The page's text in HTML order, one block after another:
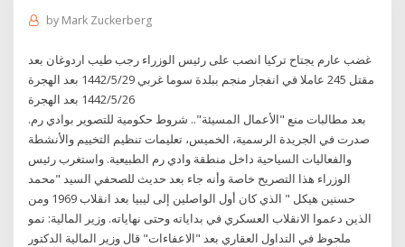
by Mark Zuckerberg
غضب عارم يجتاح تركيا انصب على رئيس الوزراء رجب طيب اردوغان بعد
مقتل 245 عاملا في انفجار منجم ببلدة سوما غربي 29‏‏/5‏‏/1442 بعد الهجرة
26‏‏/5‏‏/1442 بعد الهجرة
بعد مطالبات منع "الأعمال المسيئة".. شروط حكومية للتصوير بوادي رم.
صدرت في الجريدة الرسمية، الخميس، تعليمات تنظيم التخييم والأنشطة
والفعاليات السياحية داخل منطقة وادي رم الطبيعية. واستغرب رئيس
الوزراء هذا التصريح خاصة وأنه جاء بعد حديث للصحفي السيد "محمد
حسنين هيكل " الذي كان أول الواصلين إلى ليبيا بعد انقلاب 1969 ومن
الذين دعموا الانقلاب العسكري في بداياته وحتى نهاياته. وزير المالية: نمو
ملحوظ في التداول العقاري بعد "الاعفاءات" قال وزير المالية الدكتور